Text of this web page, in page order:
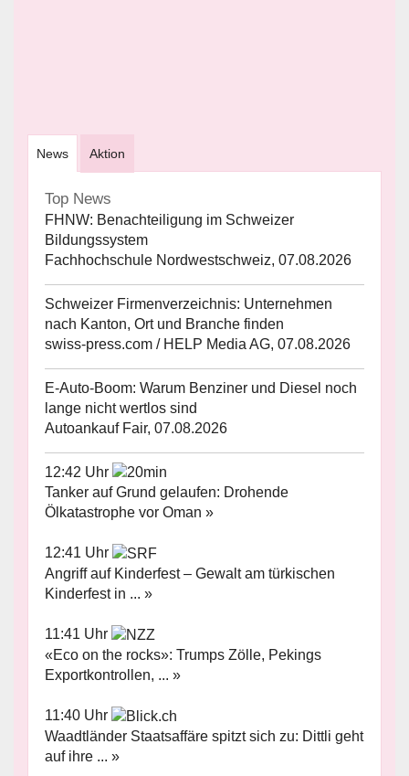
News Aktion
Top News
FHNW: Benachteiligung im Schweizer
Bildungssystem
Fachhochschule Nordwestschweiz, 07.08.2026
Schweizer Firmenverzeichnis: Unternehmen
nach Kanton, Ort und Branche finden
swiss-press.com / HELP Media AG, 07.08.2026
E-Auto-Boom: Warum Benziner und Diesel noch
lange nicht wertlos sind
Autoankauf Fair, 07.08.2026
12:42 Uhr
Tanker auf Grund gelaufen: Drohende
Ölkatastrophe vor Oman »
12:41 Uhr
Angriff auf Kinderfest – Gewalt am türkischen
Kinderfest in ... »
11:41 Uhr
«Eco on the rocks»: Trumps Zölle, Pekings
Exportkontrollen, ... »
11:40 Uhr
Waadtländer Staatsaffäre spitzt sich zu: Dittli geht
auf ihre ... »